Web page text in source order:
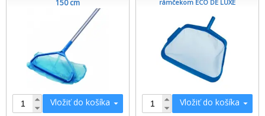
150 cm
Vložiť do košíka
rámčekom ECO DE LUXE
Vložiť do košíka